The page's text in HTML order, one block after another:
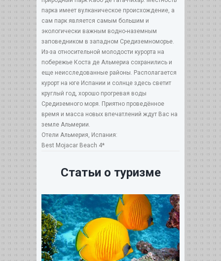
парка имеет вулканическое происхождение, а
сам парк является самым большим и
экологически важным водно-наземным
заповедником в западном Средиземноморье.
Из-за относительной молодости курорта на
побережье Коста де Альмериа сохранились и
еще неисследованные районы. Располагается
курорт на юге Испании и солнце здесь светит
круглый год, хорошо прогревая воды
Средиземного моря. Приятно проведённое
время и масса новых впечатлений ждут Вас на
земле Альмерии.
Отели Альмерия, Испания:
Best Mojacar Beach 4*
Статьи о туризме